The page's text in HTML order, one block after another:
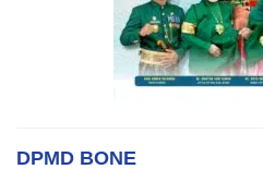
DPMD BONE